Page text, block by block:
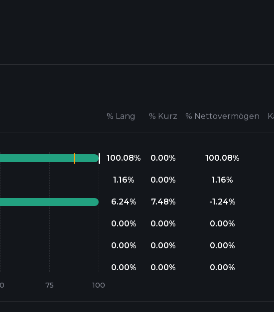
% Lang % Kurz % Nettovermögen
100.08% 0.00% 100.08%
1.16% 0.00% 1.16%
6.24% 7.48% -1.24%
0.00% 0.00% 0.00%
0.00% 0.00% 0.00%
0.00% 0.00% 0.00%